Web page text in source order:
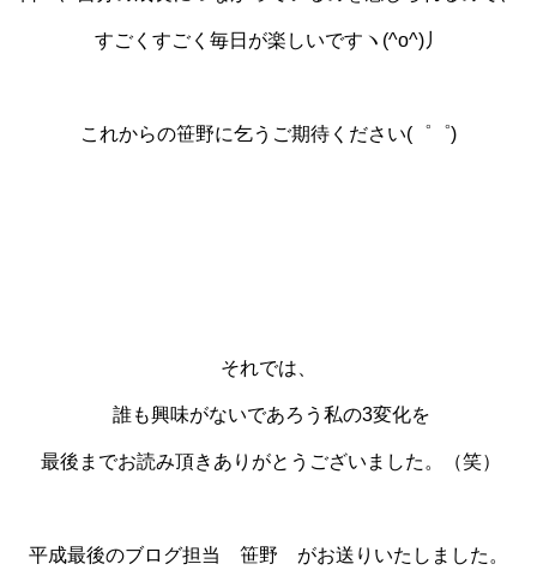
すごくすごく毎日が楽しいですヽ(^o^)丿
これからの笹野に乞うご期待ください(゜゜)
それでは、
誰も興味がないであろう私の3変化を
最後までお読み頂きありがとうございました。（笑）
平成最後のブログ担当 笹野 がお送りいたしました。